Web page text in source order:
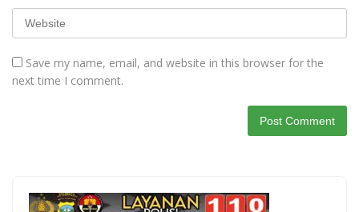
Save my name, email, and website in this browser for the
next time I comment.